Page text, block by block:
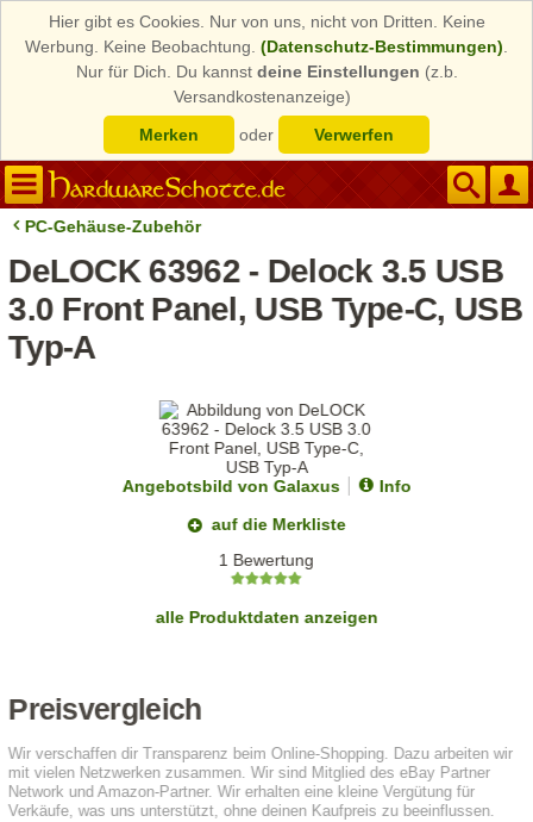
Hier gibt es Cookies. Nur von uns, nicht von Dritten. Keine
Werbung. Keine Beobachtung. (Datenschutz-Bestimmungen)
Nur für Dich. Du kannst deine Einstellungen (z.b.
Versandkostenanzeige)
Merken
oder Verwerfen
PC-Gehäuse-Zubehör
DeLOCK 63962 - Delock 3.5 USB
3.0 Front Panel, USB Type-C, USB
Typ-A
Angebotsbild von Galaxus
Info
auf die Merkliste
1 Bewertung
alle Produktdaten anzeigen
Preisvergleich
Wir verschaffen dir Transparenz beim Online-Shopping. Dazu arbeiten wir
mit vielen Netzwerken zusammen. Wir sind Mitglied des eBay Partner
Network und Amazon-Partner. Wir erhalten eine kleine Vergütung für
Verkäufe, was uns unterstützt, ohne deinen Kaufpreis zu beeinflussen.